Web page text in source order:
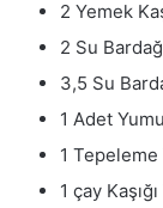
ö
n
d
e
2 Yemek
2 Su
3,5 Su
1 Adet
1 Tepeleme
1 çay